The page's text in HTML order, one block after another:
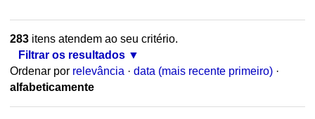
283itens atendem ao seu critério.
Filtrar os resultados
Ordenar por relevância · data (mais recente primeiro) ·
alfabeticamente